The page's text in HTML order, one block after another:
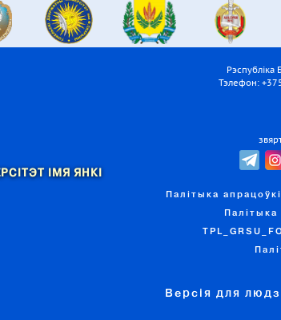
ІМЯ ЯНКІ
Рэспубліка
Тэлефон:
Палітыка
Палітыка
Версія для